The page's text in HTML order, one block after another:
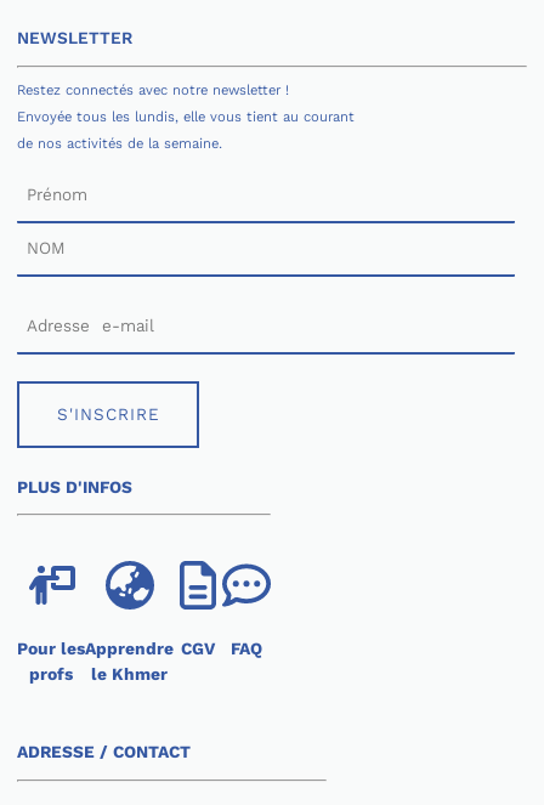
NEWSLETTER
Restez connectés avec notre newsletter !
Envoyée tous les lundis, elle vous tient au courant
de nos activités de la semaine.
S'INSCRIRE
PLUS D'INFOS
Pour les
profs
Apprendre
le Khmer
CGV FAQ
ADRESSE / CONTACT